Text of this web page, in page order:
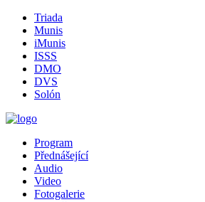
Triada
Munis
iMunis
ISSS
DMO
DVS
Solón
Program
Přednášející
Audio
Video
Fotogalerie